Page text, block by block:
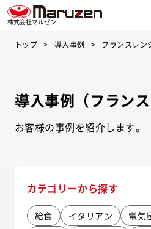
株式会社マルゼン
トップ 導入事例 フランスレン
導入事例（フランス
お客様の事例を紹介します。
カテゴリーから探す
給食 イタリアン 電気